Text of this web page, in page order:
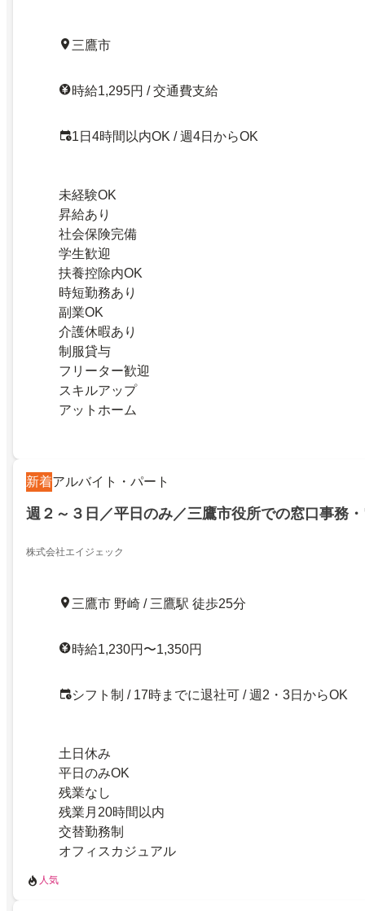
三鷹市
時給1,295円 / 交通費支給
1日4時間以内OK / 週4日からOK
未経験OK
昇給あり
社会保険完備
学生歓迎
扶養控除内OK
時短勤務あり
副業OK
介護休暇あり
制服貸与
フリーター歓迎
スキルアップ
アットホーム
新着アルバイト・パート
週２～３日／平日のみ／三鷹市役所での窓口事務
株式会社エイジェック
三鷹市 野崎 / 三鷹駅 徒歩25分
時給1,230円〜1,350円
シフト制 / 17時までに退社可 / 週2・3日からOK
土日休み
平日のみOK
残業なし
残業月20時間以内
交替勤務制
オフィスカジュアル
人気